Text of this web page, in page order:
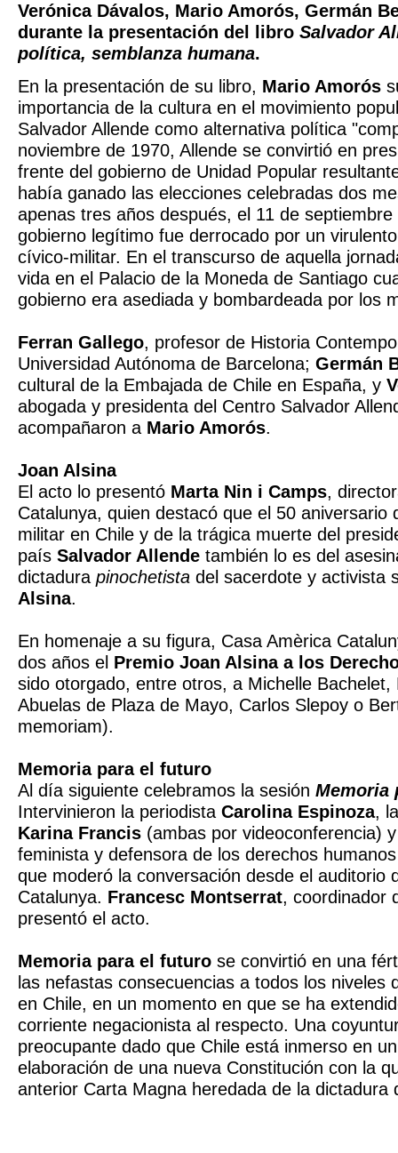
Verónica Dávalos, Mario Amorós, Germán
durante la presentación del libro Salvador
política, semblanza humana.
En la presentación de su libro, Mario Amorós
importancia de la cultura en el movimiento
Salvador Allende como alternativa política
noviembre de 1970, Allende se convirtió en
frente del gobierno de Unidad Popular
había ganado las elecciones celebradas dos
apenas tres años después, el 11 de
gobierno legítimo fue derrocado por un
cívico-militar. En el transcurso de aquella
vida en el Palacio de la Moneda de Santiago
gobierno era asediada y bombardeada por los
Ferran Gallego, profesor de Historia
Universidad Autónoma de Barcelona; Germán
cultural de la Embajada de Chile en España, y
abogada y presidenta del Centro Salvador
acompañaron a Mario Amorós.
Joan Alsina
El acto lo presentó Marta Nin i Camps,
Catalunya, quien destacó que el 50 aniversario
militar en Chile y de la trágica muerte del
país Salvador Allende también lo es del
dictadura pinochetista del sacerdote y activista
Alsina.
En homenaje a su figura, Casa Amèrica
dos años el Premio Joan Alsina a los
sido otorgado, entre otros, a Michelle Bachelet,
Abuelas de Plaza de Mayo, Carlos Slepoy o
memoriam).
Memoria para el futuro
Al día siguiente celebramos la sesión Memoria
Intervinieron la periodista Carolina Espinoza,
Karina Francis (ambas por videoconferencia)
feminista y defensora de los derechos
que moderó la conversación desde el auditorio
Catalunya. Francesc Montserrat, coordinador
presentó el acto.
Memoria para el futuro se convirtió en una
las nefastas consecuencias a todos los niveles
en Chile, en un momento en que se ha
corriente negacionista al respecto. Una
preocupante dado que Chile está inmerso en
elaboración de una nueva Constitución con la
anterior Carta Magna heredada de la dictadura